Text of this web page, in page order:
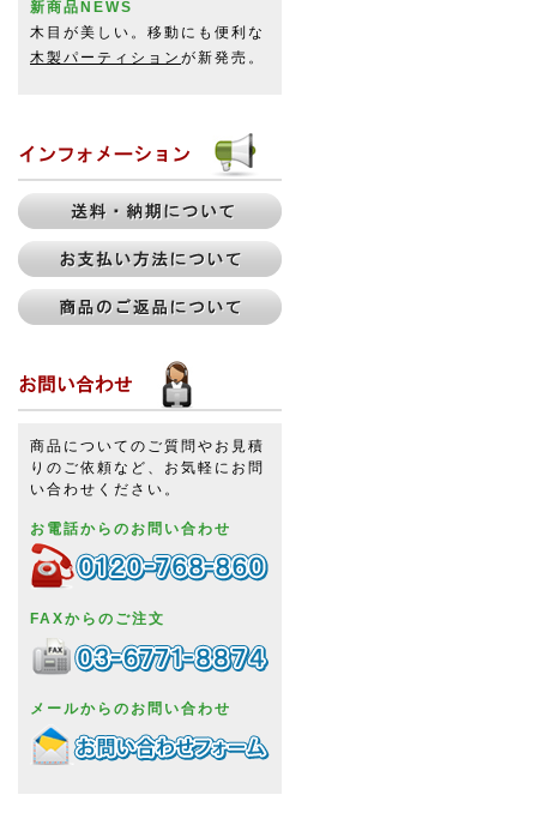
新商品NEWS
木目が美しい。移動にも便利な
木製パーティション が新発売。
商品についてのご質問やお見積
りのご依頼など、お気軽にお問
い合わせください。
お電話からのお問い合わせ
FAXからのご注文
メールからのお問い合わせ